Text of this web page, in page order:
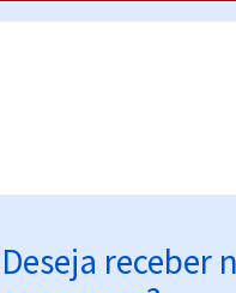
Deseja receber